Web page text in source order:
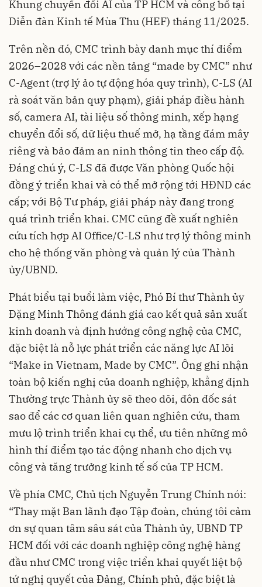
Khung chuyển đổi AI của TP HCM và công bố tại
Diễn đàn Kinh tế Mùa Thu (HEF) tháng 11/2025.
Trên nền đó, CMC trình bày danh mục thí điểm
2026–2028 với các nền tảng “made by CMC” như
C-Agent (trợ lý ảo tự động hóa quy trình), C-LS (AI
rà soát văn bản quy phạm), giải pháp điều hành
số, camera AI, tài liệu số thông minh, xếp hạng
chuyển đổi số, dữ liệu thuế mở, hạ tầng đám mây
riêng và bảo đảm an ninh thông tin theo cấp độ.
Đáng chú ý, C-LS đã được Văn phòng Quốc hội
đồng ý triển khai và có thể mở rộng tới HĐND các
cấp; với Bộ Tư pháp, giải pháp này đang trong
quá trình triển khai. CMC cũng đề xuất nghiên
cứu tích hợp AI Office/C-LS như trợ lý thông minh
cho hệ thống văn phòng và quản lý của Thành
ủy/UBND.
Phát biểu tại buổi làm việc, Phó Bí thư Thành ủy
Đặng Minh Thông đánh giá cao kết quả sản xuất
kinh doanh và định hướng công nghệ của CMC,
đặc biệt là nỗ lực phát triển các năng lực AI lõi
“Make in Vietnam, Made by CMC”. Ông ghi nhận
toàn bộ kiến nghị của doanh nghiệp, khẳng định
Thường trực Thành ủy sẽ theo dõi, đôn đốc sát
sao để các cơ quan liên quan nghiên cứu, tham
mưu lộ trình triển khai cụ thể, ưu tiên những mô
hình thí điểm tạo tác động nhanh cho dịch vụ
công và tăng trưởng kinh tế số của TP HCM.
Về phía CMC, Chủ tịch Nguyễn Trung Chính nói:
“Thay mặt Ban lãnh đạo Tập đoàn, chúng tôi cảm
ơn sự quan tâm sâu sát của Thành ủy, UBND TP
HCM đối với các doanh nghiệp công nghệ hàng
đầu như CMC trong việc triển khai quyết liệt bộ
tứ nghị quyết của Đảng, Chính phủ, đặc biệt là